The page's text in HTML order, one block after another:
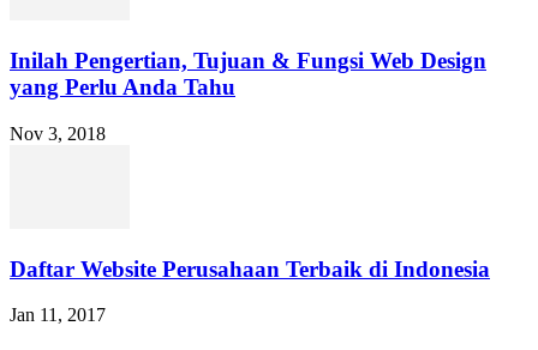
Inilah Pengertian, Tujuan & Fungsi Web Design
yang Perlu Anda Tahu
Nov 3, 2018
Daftar Website Perusahaan Terbaik di Indonesia
Jan 11, 2017